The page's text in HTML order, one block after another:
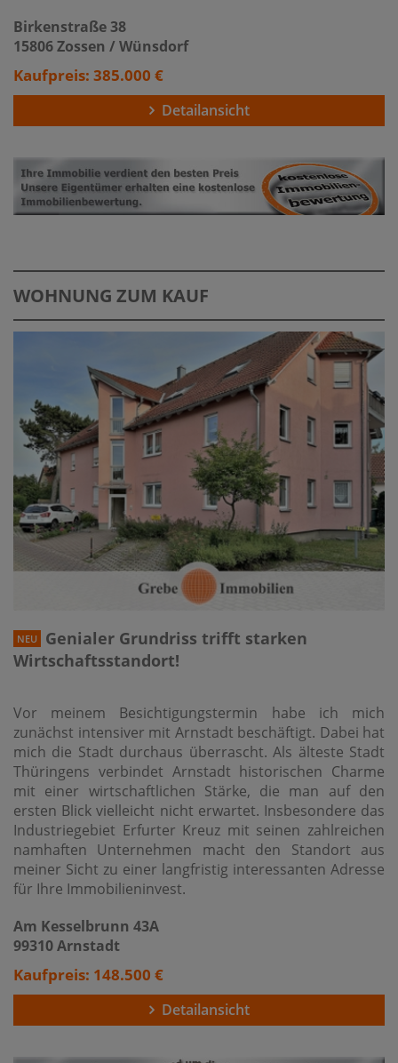
Birkenstraße 38
15806 Zossen / Wünsdorf
Kaufpreis: 385.000 €
Detailansicht
WOHNUNG ZUM KAUF
NEU
Genialer Grundriss trifft starken
Wirtschaftsstandort!
Vor meinem Besichtigungstermin habe ich mich
zunächst intensiver mit Arnstadt beschäftigt. Dabei hat
mich die Stadt durchaus überrascht. Als älteste Stadt
Thüringens verbindet Arnstadt historischen Charme
mit einer wirtschaftlichen Stärke, die man auf den
ersten Blick vielleicht nicht erwartet. Insbesondere das
Industriegebiet Erfurter Kreuz mit seinen zahlreichen
namhaften Unternehmen macht den Standort aus
meiner Sicht zu einer langfristig interessanten Adresse
für Ihre Immobilieninvest.
Am Kesselbrunn 43A
99310 Arnstadt
Kaufpreis: 148.500 €
Detailansicht